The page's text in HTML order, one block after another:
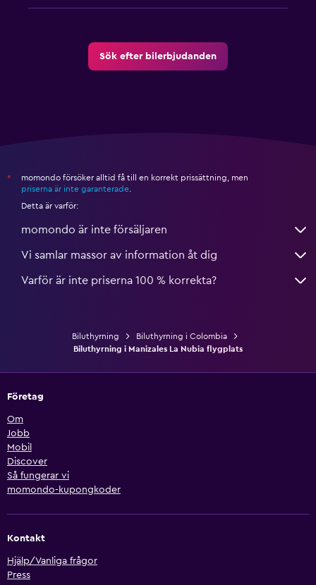
Sök efter bilerbjudanden
*
momondo försöker alltid få till en korrekt prissättning, men
priserna är inte garanterade.
Detta är varför:
momondo är inte försäljaren
Vi samlar massor av information åt dig
Varför är inte priserna 100 % korrekta?
Biluthyrning
Biluthyrning i Colombia
Biluthyrning i Manizales La Nubia flygplats
Företag
Om
Jobb
Mobil
Discover
Så fungerar vi
momondo-kupongkoder
Kontakt
Hjälp/Vanliga frågor
Press